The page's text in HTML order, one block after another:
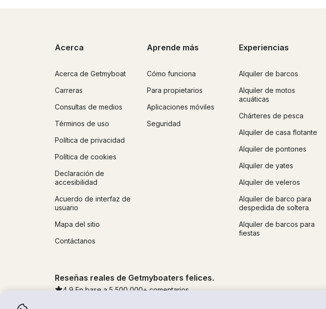
Acerca
Acerca de Getmyboat
Carreras
Consultas de medios
Términos de uso
Política de privacidad
Política de cookies
Declaración de
accesibilidad
Acuerdo de interfaz de
usuario
Mapa del sitio
Contáctanos
Aprende más
Cómo funciona
Para propietarios
Aplicaciones móviles
Seguridad
Experiencias
Alquiler de barcos
Alquiler de motos
acuáticas
Chárteres de pesca
Alquiler de casa flotante
Alquiler de pontones
Alquiler de yates
Alquiler de veleros
Alquiler de barco para
despedida de soltera
Alquiler de barcos para
fiestas
Reseñas reales de Getmyboaters felices.
4.9 En base a 5 500,000+ comentarios